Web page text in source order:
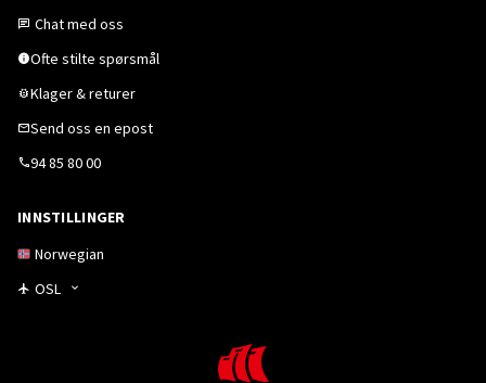
Chat med oss
Ofte stilte spørsmål
Klager & returer
Send oss en epost
94 85 80 00
INNSTILLINGER
Norwegian
OSL